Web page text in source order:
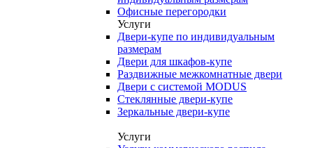
Офисные перегородки
Услуги
Двери-купе по индивидуальным
размерам
Двери для шкафов-купе
Раздвижные межкомнатные двери
Двери с системой MODUS
Стеклянные двери-купе
Зеркальные двери-купе
Услуги